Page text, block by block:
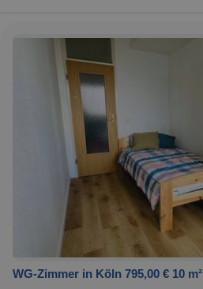
WG-Zimmer in Köln 795,00 € 10 m²